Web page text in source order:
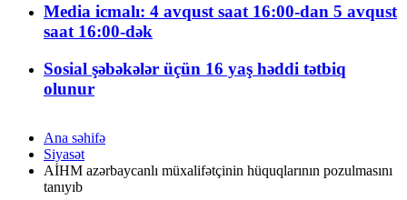
Media icmalı: 4 avqust saat 16:00-dan 5 avqust
saat 16:00-dək
Sosial şəbəkələr üçün 16 yaş həddi tətbiq
olunur
Ana səhifə
Siyasət
AİHM azərbaycanlı müxalifətçinin hüquqlarının pozulmasını
tanıyıb